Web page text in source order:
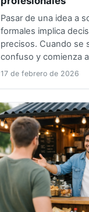
Pasar de una idea a
formales implica
precisos. Cuando se
confuso y comienza
17 de febrero de 2026